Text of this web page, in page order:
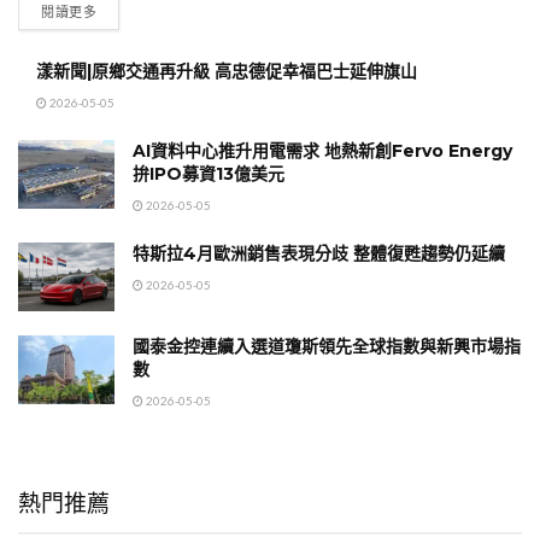
閱讀更多
漾新聞|原鄉交通再升級 高忠德促幸福巴士延伸旗山
2026-05-05
AI資料中心推升用電需求 地熱新創Fervo Energy
拚IPO募資13億美元
2026-05-05
特斯拉4月歐洲銷售表現分歧 整體復甦趨勢仍延續
2026-05-05
國泰金控連續入選道瓊斯領先全球指數與新興市場指
數
2026-05-05
熱門推薦